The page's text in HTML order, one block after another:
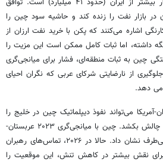
در بازار نفت را زنده کند و حاشیه سود چین را
اشاره می‌کنند که پکن با خرید نفت ارزان از
داشته، اما ثبات کامل ممکن است این مزیت را
چین به ثبات منطقه‌ای، فشار برای میانجی‌گری
از نارضایتی شرکای عربی که نگران احیای
می دهد.
آمریکا می‌تواند نفوذ دیپلماتیک چین در خلیج را
تقویت کند اما همزمان آن را به چالش بکشد. چین با میانجی‌گری ۲۰۲۳ عربستان-
ایران، خود را به عنوان قدرت بی‌طرف نشان داد. حالا در ۲۰۲۶، تماس‌های رهبران
نقش بیشتر در کاهش تنش، این موقعیت را